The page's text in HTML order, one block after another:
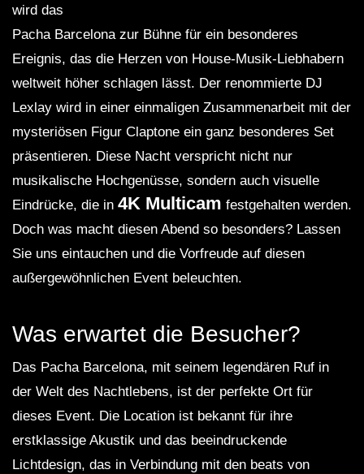
wird das
Pacha Barcelona zur Bühne für ein besonderes
Ereignis, das die Herzen von House-Musik-Liebhabern
weltweit höher schlagen lässt. Der renommierte DJ
Lexlay wird in einer einmaligen Zusammenarbeit mit der
mysteriösen Figur Claptone ein ganz besonderes Set
präsentieren. Diese Nacht verspricht nicht nur
musikalische Hochgenüsse, sondern auch visuelle
Eindrücke, die in 4K Multicam festgehalten werden.
Doch was macht diesen Abend so besonders? Lassen
Sie uns eintauchen und die Vorfreude auf diesen
außergewöhnlichen Event beleuchten.
Was erwartet die Besucher?
Das Pacha Barcelona, mit seinem legendären Ruf in
der Welt des Nachtlebens, ist der perfekte Ort für
dieses Event. Die Location ist bekannt für ihre
erstklassige Akustik und das beeindruckende
Lichtdesign, das in Verbindung mit den beats von